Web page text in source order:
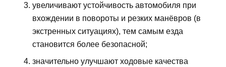
увеличивают устойчивость автомобиля при
вхождении в повороты и резких манёвров (в
экстренных ситуациях), тем самым езда
становится более безопасной;
значительно улучшают ходовые качества